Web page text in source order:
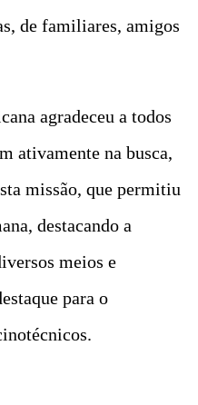
de familiares, amigos
agradeceu a todos
ativamente na busca,
missão, que permitiu
destacando a
meios e
para o